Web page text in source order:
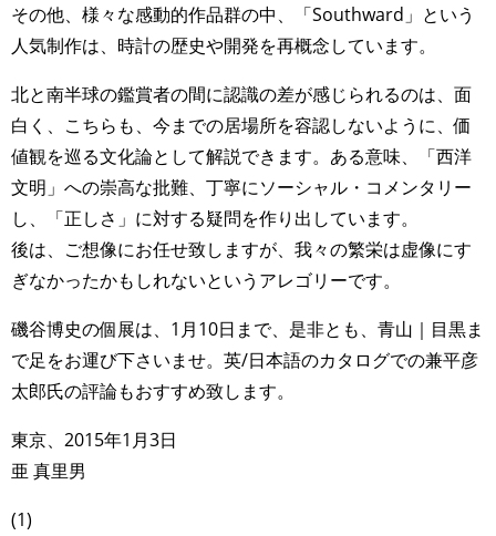
その他、様々な感動的作品群の中、「Southward」という
人気制作は、時計の歴史や開発を再概念しています。
北と南半球の鑑賞者の間に認識の差が感じられるのは、面
白く、こちらも、今までの居場所を容認しないように、価
値観を巡る文化論として解説できます。ある意味、「西洋
文明」への崇高な批難、丁寧にソーシャル・コメンタリー
し、「正しさ」に対する疑問を作り出しています。
後は、ご想像にお任せ致しますが、我々の繁栄は虚像にす
ぎなかったかもしれないというアレゴリーです。
磯谷博史の個展は、1月10日まで、是非とも、青山｜目黒ま
で足をお運び下さいませ。英/日本語のカタログでの兼平彦
太郎氏の評論もおすすめ致します。
東京、2015年1月3日
亜 真里男
(1)